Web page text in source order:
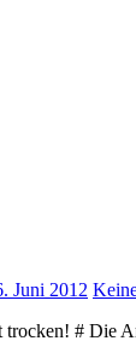
Juni 2012